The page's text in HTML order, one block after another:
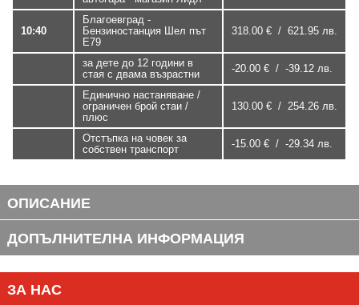
10:40
Благоевград -
Бензиностанция Шел път
Е79
318.00 € / 621.95 лв.
за дете до 12 години в
стая с двама възрастни
-20.00 € / -39.12 лв.
Единично настаняване /
ограничен брой стаи /
плюс
130.00 € / 254.26 лв.
Отстъпка на човек за
собствен транспорт
-15.00 € / -29.34 лв.
ОПИСАНИЕ
ДОПЪЛНИТЕЛНА ИНФОРМАЦИЯ
ЗА НАС